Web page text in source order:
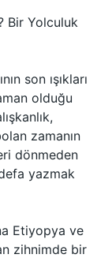
Bir Yolculuk
son ışıkları
olduğu
zamanın
dönmeden
yazmak
Etiyopya ve
zihnimde bir